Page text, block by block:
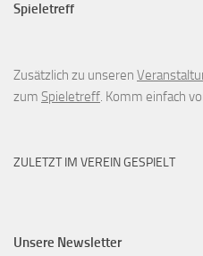
Spieletreff
Zusätzlich zu unseren
zum Spieletreff. Komm einfach
ZULETZT IM VEREIN GESPIELT
Unsere Newsletter